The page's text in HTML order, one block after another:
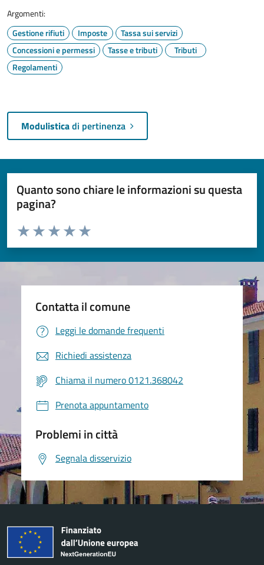
Argomenti:
Gestione rifiuti
Imposte
Tassa sui servizi
Concessioni e permessi
Tasse e tributi
Tributi
Regolamenti
Modulisticadi pertinenza
Quanto sono chiare le informazioni su questa
pagina?
Valuta da 1 a 5 stelle la pagina
Valuta 5 stelle su 5
Valuta 4 stelle su 5
Valuta 3 stelle su 5
Valuta 2 stelle su 5
Valuta 1 stelle su 5
Contatta il comune
Leggi le domande frequenti
Richiedi assistenza
Chiama il numero 0121.368042
Prenota appuntamento
Problemi in città
Segnala disservizio